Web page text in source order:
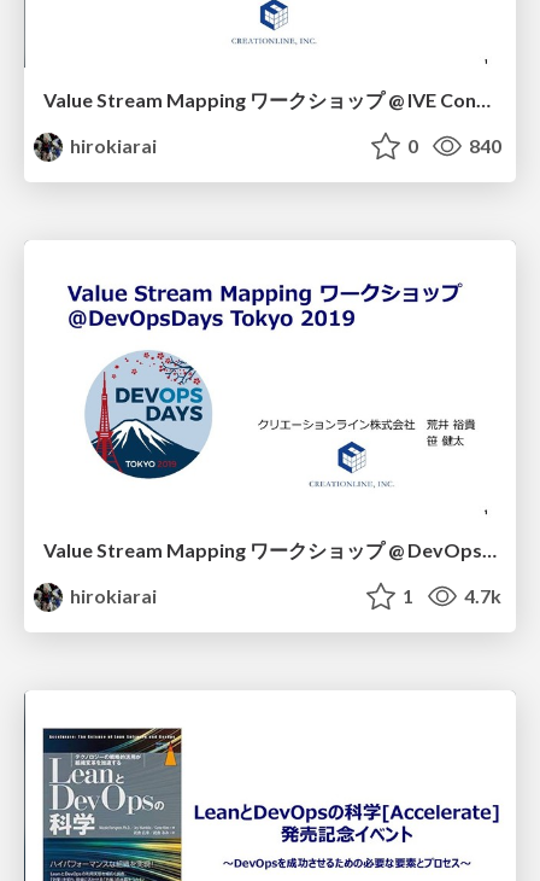
Value Stream Mapping ワークショップ @ IVE Connect
hirokiarai
0 840
Value Stream Mapping ワークショップ @ DevOpsDays Tokyo 2019
hirokiarai
1 4.7k